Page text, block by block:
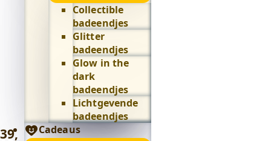
Speciale
eendjes
submenu
Collectible
badeendjes
Glitter
badeendjes
Glow in the
dark
badeendjes
Lichtgevende
badeendjes
Cadeaus
39,